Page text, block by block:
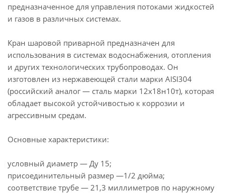
предназначенное для управления потоками жидкостей
и газов в различных системах.
Кран шаровой приварной предназначен для
использования в системах водоснабжения, отопления
и других технологических трубопроводах. Он
изготовлен из нержавеющей стали марки AISI304
(российский аналог — сталь марки 12х18н10т), которая
обладает высокой устойчивостью к коррозии и
агрессивным средам.
Основные характеристики:
условный диаметр — Ду 15;
присоединительный размер —1/2 дюйма;
соответствие трубе — 21,3 миллиметров по наружному